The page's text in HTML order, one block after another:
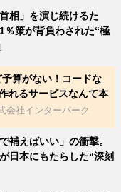
相」を演じ続けるた
％策が背負わされた“極
算がない！コードな
れるサービスなんて本
会社インターパーク
補えばいい」の衝撃。
日本にもたらした“深刻